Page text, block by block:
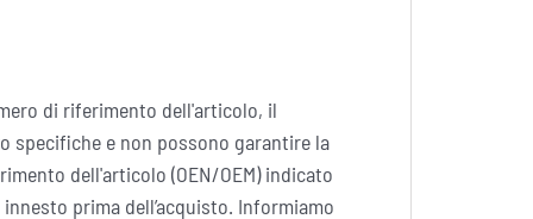
di riferimento dell'articolo, il
specifiche e non possono garantire la
dell'articolo (OEN/OEM) indicato
prima dell’acquisto. Informiamo